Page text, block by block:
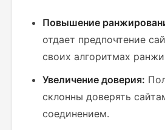
Повышение
отдает предпочтение
своих алгоритмах
Увеличение доверия:
склонны доверять
соединением.